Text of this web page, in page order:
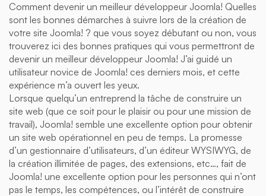
Comment devenir un meilleur développeur Joomla! Quelles
sont les bonnes démarches à suivre lors de la création de
votre site Joomla! ? que vous soyez débutant ou non, vous
trouverez ici des bonnes pratiques qui vous permettront de
devenir un meilleur développeur Joomla! J’ai guidé un
utilisateur novice de Joomla! ces derniers mois, et cette
expérience m’a ouvert les yeux.
Lorsque quelqu’un entreprend la tâche de construire un
site web (que ce soit pour le plaisir ou pour une mission de
travail), Joomla! semble une excellente option pour obtenir
un site web opérationnel en peu de temps. La promesse
d’un gestionnaire d’utilisateurs, d’un éditeur WYSIWYG, de
la création illimitée de pages, des extensions, etc…, fait de
Joomla! une excellente option pour les personnes qui n’ont
pas le temps, les compétences, ou l’intérêt de construire